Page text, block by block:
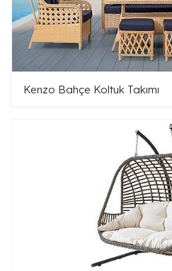
Kenzo Bahçe Koltuk Takımı